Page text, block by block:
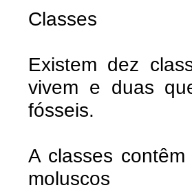
Classes
Existem dez
vivem e duas
fósseis.
A classes
moluscos